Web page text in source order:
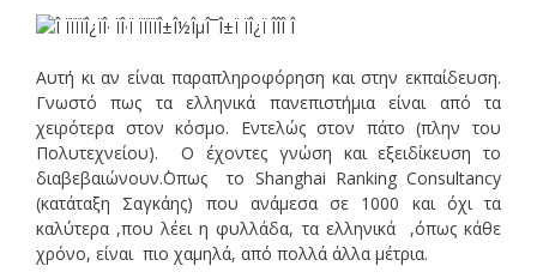
Αυτή κι αν είναι παραπληροφόρηση και στην εκπαίδευση.
Γνωστό πως τα ελληνικά πανεπιστήμια είναι από τα
χειρότερα στον κόσμο. Εντελώς στον πάτο (πλην του
Πολυτεχνείου). Ο έχοντες γνώση και εξειδίκευση το
διαβεβαιώνουν.΄Οπως το Shanghai Ranking Consultancy
(κατάταξη Σαγκάης) που ανάμεσα σε 1000 και όχι τα
καλύτερα ,που λέει η φυλλάδα, τα ελληνικά ,όπως κάθε
χρόνο, είναι πιο χαμηλά, από πολλά άλλα μέτρια.